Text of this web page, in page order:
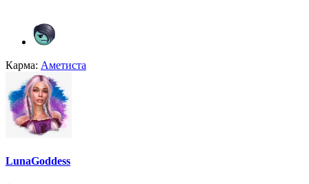
Карма: Аметиста
LunaGoddess